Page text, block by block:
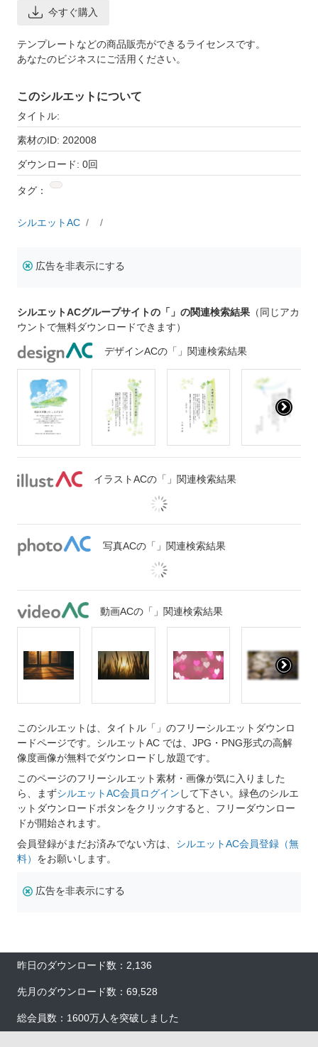
今すぐ購入
テンプレートなどの商品販売ができるライセンスです。
あなたのビジネスにご活用ください。
このシルエットについて
タイトル:
素材のID: 202008
ダウンロード: 0回
タグ：
シルエットAC
広告を非表示にする
シルエットACグループサイトの「」の関連検索結果 （同じアカ
ウントで無料ダウンロードできます）
デザインACの「」関連検索結果
イラストACの「」関連検索結果
写真ACの「」関連検索結果
動画ACの「」関連検索結果
このシルエットは、タイトル「」のフリーシルエットダウンロ
ードページです。シルエットAC では、JPG・PNG形式の高解
像度画像が無料でダウンロードし放題です。
このページのフリーシルエット素材・画像が気に入りました
ら、まずシルエットAC会員ログイン して下さい。緑色のシルエ
ットダウンロードボタンをクリックすると、フリーダウンロー
ドが開始されます。
会員登録がまだお済みでない方は、 シルエットAC会員登録（無
料） をお願いします。
広告を非表示にする
昨日のダウンロード数：2,136
先月のダウンロード数：69,528
総会員数：1600万人を突破しました